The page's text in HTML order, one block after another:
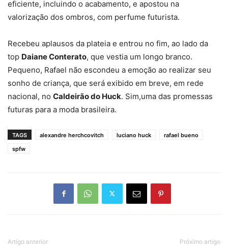
eficiente, incluindo o acabamento, e apostou na
valorização dos ombros, com perfume futurista.
Recebeu aplausos da plateia e entrou no fim, ao lado da
top Daiane Conterato, que vestia um longo branco.
Pequeno, Rafael não escondeu a emoção ao realizar seu
sonho de criança, que será exibido em breve, em rede
nacional, no Caldeirão do Huck. Sim,uma das promessas
futuras para a moda brasileira.
TAGS alexandre herchcovitch luciano huck
rafael bueno
spfw
Artigo anterior Próximo artigo